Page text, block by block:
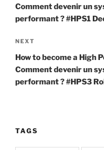
Comment devenir un
performant ? #HPS1
Next
Post
NEXT
How to become a High
Comment devenir un
performant ? #HPS3
TAGS